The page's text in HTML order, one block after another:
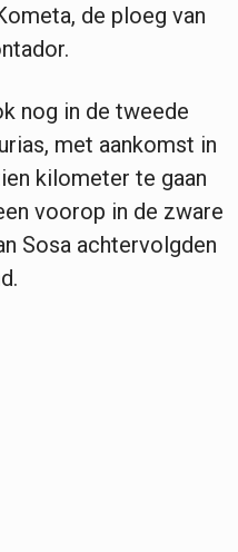
de ploeg van
nog in de tweede
met aankomst in
kilometer te gaan
voorop in de zware
Sosa achtervolgden